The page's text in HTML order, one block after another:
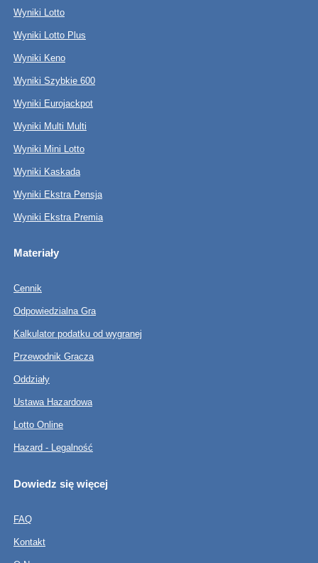
Wyniki Lotto
Wyniki Lotto Plus
Wyniki Keno
Wyniki Szybkie 600
Wyniki Eurojackpot
Wyniki Multi Multi
Wyniki Mini Lotto
Wyniki Kaskada
Wyniki Ekstra Pensja
Wyniki Ekstra Premia
Materiały
Cennik
Odpowiedzialna Gra
Kalkulator podatku od wygranej
Przewodnik Gracza
Oddziały
Ustawa Hazardowa
Lotto Online
Hazard - Legalność
Dowiedz się więcej
FAQ
Kontakt